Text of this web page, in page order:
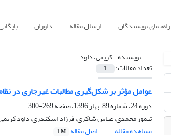
راهنمای نویسندگان ارسال مقاله داوران
نویسنده =کریمی، داود
تعداد مقالات: 1
عوامل مؤثر بر شکل‌گیری مطالبات غیرجاری در
دوره 24، شماره 89، بهار 1396، صفحه
269-300
تیمور محمدی، عباس شاکری، فرزاد اسکندری، داود
مشاهده مقاله
اصل مقاله 1 M